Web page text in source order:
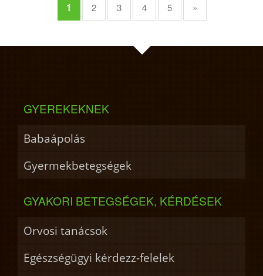
1 2 3 4 5 »
GYEREKEKNEK
Babaápolás
Gyermekbetegségek
GYAKORI BETEGSÉGEK, KÉRDÉSEK
Orvosi tanácsok
Egészségügyi kérdezz-felelek